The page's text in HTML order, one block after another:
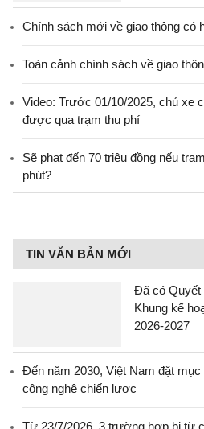
Chính sách mới về giao thông có
Toàn cảnh chính sách về giao
Video: Trước 01/10/2025, chủ xe
được qua trạm thu phí
Sẽ phạt đến 70 triệu đồng nếu
phút?
TIN VĂN BẢN MỚI
Đã có Quyết
Khung kế
2026-2027
Đến năm 2030, Việt Nam đặt mục
công nghệ chiến lược
Từ 23/7/2026, 3 trường hợp bị từ